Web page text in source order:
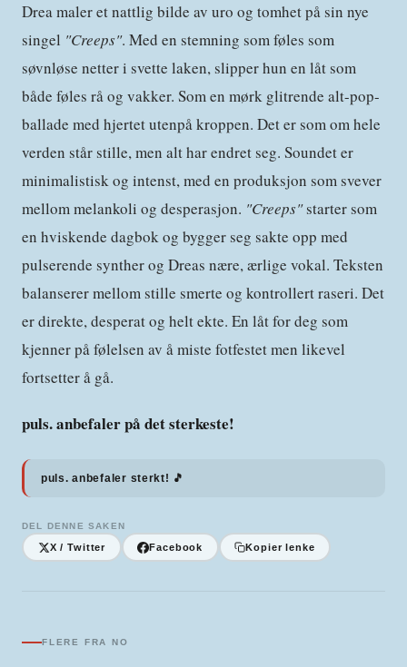
Drea maler et nattlig bilde av uro og tomhet på sin nye
singel "Creeps". Med en stemning som føles som
søvnløse netter i svette laken, slipper hun en låt som
både føles rå og vakker. Som en mørk glitrende alt-pop-
ballade med hjertet utenpå kroppen. Det er som om hele
verden står stille, men alt har endret seg. Soundet er
minimalistisk og intenst, med en produksjon som svever
mellom melankoli og desperasjon. "Creeps"starter som
en hviskende dagbok og bygger seg sakte opp med
pulserende synther og Dreas nære, ærlige vokal. Teksten
balanserer mellom stille smerte og kontrollert raseri. Det
er direkte, desperat og helt ekte. En låt for deg som
kjenner på følelsen av å miste fotfestet men likevel
fortsetter å gå.
puls. anbefaler på det sterkeste!
puls. anbefaler sterkt! 🎵
DEL DENNE SAKEN
X / Twitter Facebook Kopier lenke
FLERE FRA NO